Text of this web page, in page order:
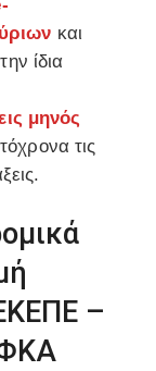
και
ίδια
μηνός
τις
–